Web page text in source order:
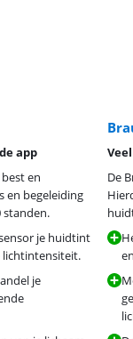
app
en
en begeleiding
standen.
je huidtint
lichtintensiteit.
je
De